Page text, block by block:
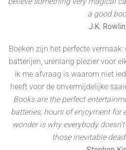
a good
J.K.
Boeken zijn het perfecte
batterijen, urenlang plezier voor
ik me afvraag is waarom niet
heeft voor de onvermijdelijke
Books are the perfect
batteries, hours of enjoyment for
wonder is why everybody
those inevitable